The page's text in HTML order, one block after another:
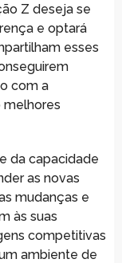
Z deseja se
e optará
esses
com a
melhores
da capacidade
as novas
mudanças e
às suas
competitivas
ambiente de